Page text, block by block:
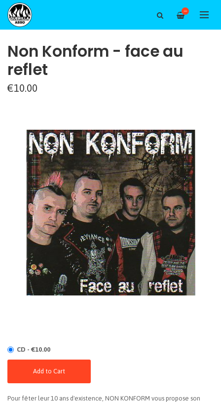
—
Non Konform - face au
reflet
€10.00
CD - €10.00
Add to Cart
Pour fêter leur 10 ans d'existence, NON KONFORM vous propose son